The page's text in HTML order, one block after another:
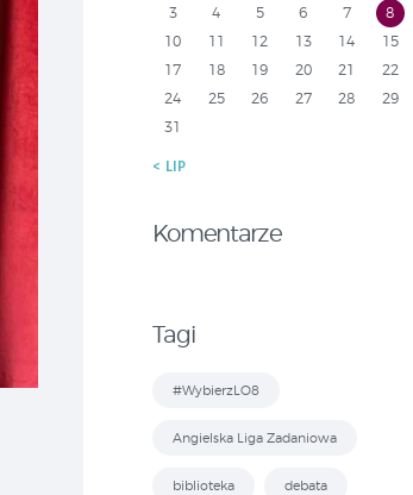
3 4 5 6 7 8
10
11 12 13 14 15
17
18 19 20 21 22
24
25 26 27 28 29
31
« LIP
Komentarze
Tagi
#WybierzLO8
Angielska Liga Zadaniowa
biblioteka debata